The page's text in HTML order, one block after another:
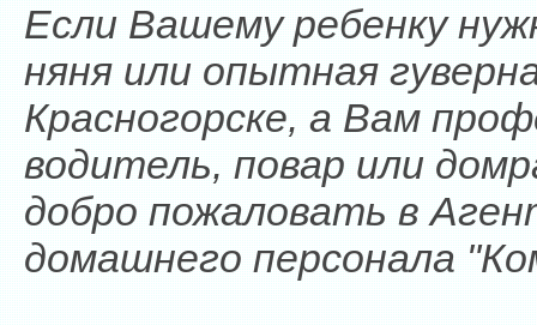
Если Вашему ребенку
няня или опытная
Красногорске, а Вам
водитель, повар или
добро пожаловать в
домашнего персонала